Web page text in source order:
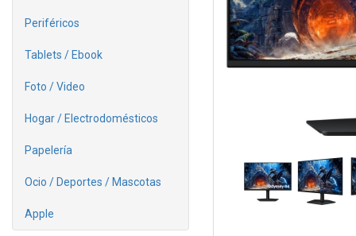
Periféricos
Tablets / Ebook
Foto / Video
Hogar / Electrodomésticos
Papelería
Ocio / Deportes / Mascotas
Apple